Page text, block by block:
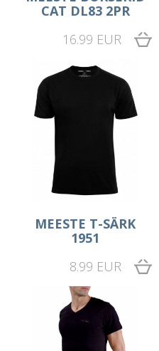
CAT DL83 2PR
16.99 EUR
MEESTE T-SÄRK
1951
8.99 EUR